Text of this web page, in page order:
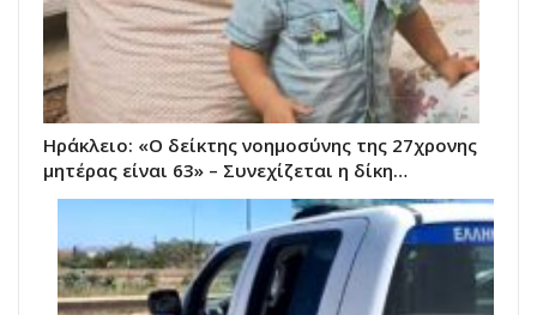
Ηράκλειο: «Ο δείκτης νοημοσύνης της 27χρονης
μητέρας είναι 63» – Συνεχίζεται η δίκη…